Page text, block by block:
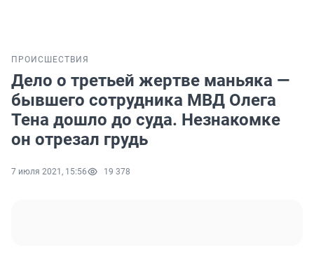
ПРОИСШЕСТВИЯ
Дело о третьей жертве маньяка —
бывшего сотрудника МВД Олега
Тена дошло до суда. Незнакомке
он отрезал грудь
7 июля 2021, 15:56 19 378